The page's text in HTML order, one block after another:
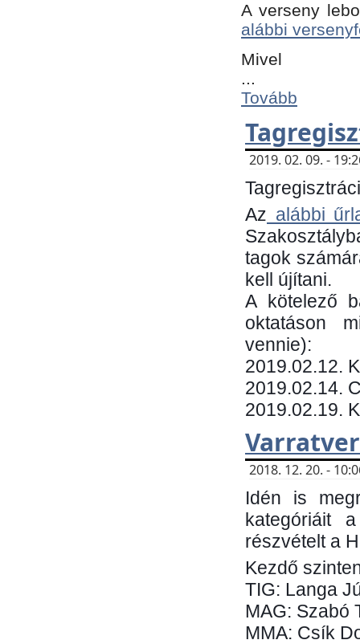
A verseny
alábbi
Mivel
...
Tovább
2019. 02. 09. -
Az alábbi
tagok
kell újítani.
​A kötelező
oktatáson
vennie):
​2019.02.12.
2019.02.14.
2019.02.19.
2018. 12. 20. -
Idén is
kategóriáit
részvételt a
Kezdő
TIG: Langa
MAG: Szabó
MMA: Csík